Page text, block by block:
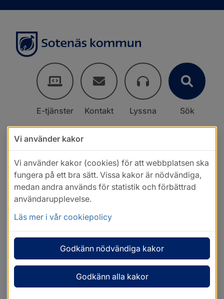
E-tjänster Kontakt Lyssna Sök
Vi använder kakor
Vi använder kakor (cookies) för att webbplatsen ska
fungera på ett bra sätt. Vissa kakor är nödvändiga,
medan andra används för statistik och förbättrad
användarupplevelse.
Läs mer i vår cookiepolicy
Godkänn nödvändiga kakor
Godkänn alla kakor